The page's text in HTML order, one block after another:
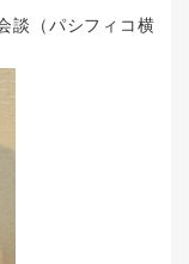
（パシフィコ横